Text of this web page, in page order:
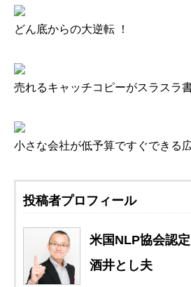
どん底からの大逆転 ！
売れるキャッチコピーがスラスラ
小さな会社が低予算ですぐできる
投稿者プロフィール
米国NLP協会認
酒井とし夫